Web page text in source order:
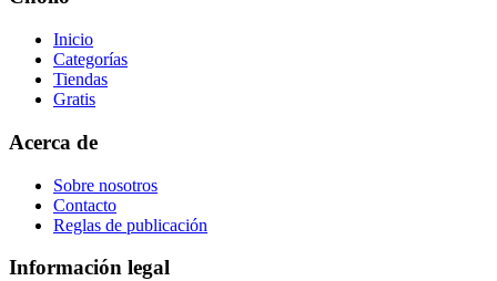
Inicio
Categorías
Tiendas
Gratis
Acerca de
Sobre nosotros
Contacto
Reglas de publicación
Información legal